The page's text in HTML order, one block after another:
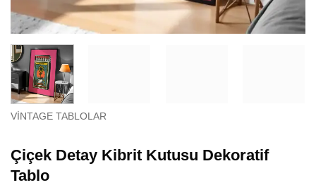
VINTAGE TABLOLAR
Çiçek Detay Kibrit Kutusu Dekoratif
Tablo